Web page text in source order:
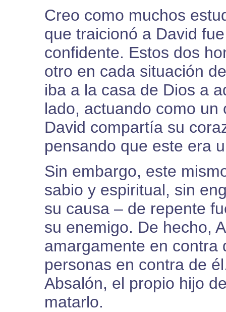
Creo como muchos
que traicionó a David
confidente. Estos dos
otro en cada situación
iba a la casa de Dios a
lado, actuando como un
David compartía su
pensando que este era
Sin embargo, este
sabio y espiritual, sin
su causa – de repente
su enemigo. De hecho,
amargamente en contra
personas en contra de
Absalón, el propio hijo
matarlo.